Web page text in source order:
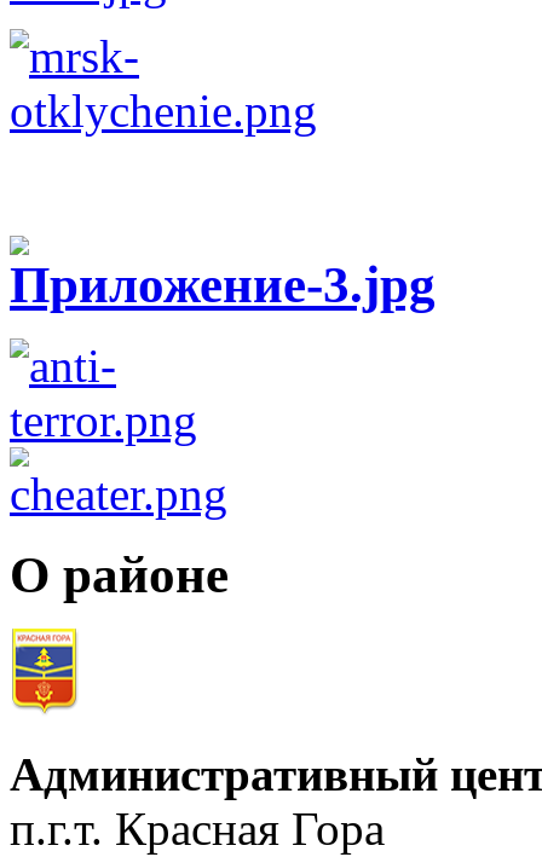
О районе
Административный
п.г.т. Красная Гора